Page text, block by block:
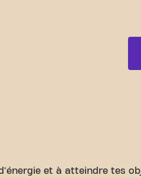
et à atteindre tes